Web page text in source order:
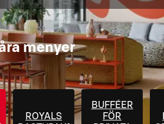
menyer
ROYALS
BUFFÉER
FÖR